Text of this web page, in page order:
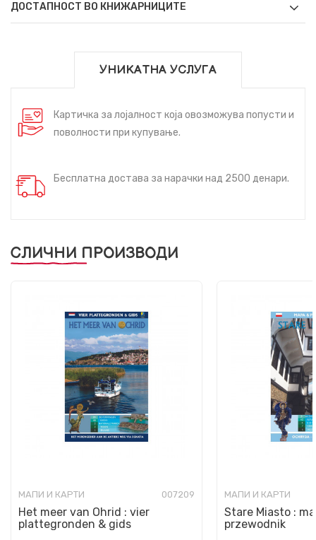
ДОСТАПНОСТ ВО КНИЖАРНИЦИТЕ
УНИКАТНА УСЛУГА
Картичка за лојалност која овозможува попусти и
поволности при купување.
Бесплатна достава за нарачки над 2500 денари.
СЛИЧНИ ПРОИЗВОДИ
МАПИ И КАРТИ 007209
Het meer van Ohrid : vier
plattegronden & gids
МАПИ И КАРТИ
Stare Miasto :
przewodnik